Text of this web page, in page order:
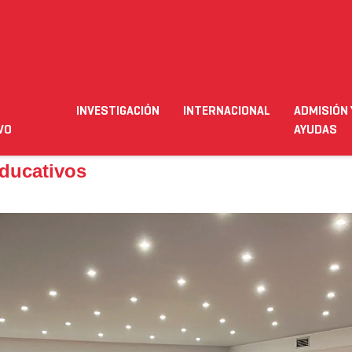
Empleo Estudiante Futuro alumnado Necesito
INVESTIGACIÓN INTERNACIONAL
ADMISIÓN
AYUDAS